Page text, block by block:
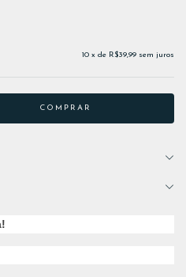
10 x de R$39,99 sem juros